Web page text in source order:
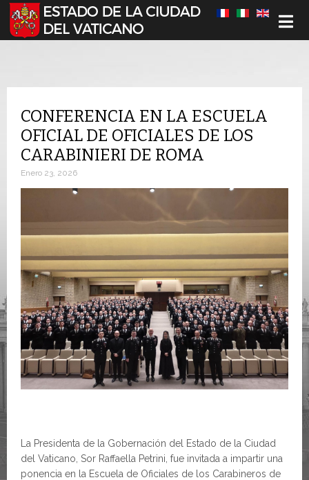
Seleccione su idioma
CONFERENCIA EN LA ESCUELA
OFICIAL DE OFICIALES DE LOS
CARABINIERI DE ROMA
Enero 23, 2026
La Presidenta de la Gobernación del Estado de la Ciudad
del Vaticano, Sor Raffaella Petrini, fue invitada a impartir una
ponencia en la Escuela de Oficiales de los Carabineros de